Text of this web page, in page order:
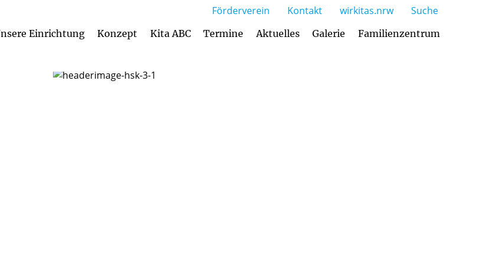
Einrichtung Konzept Kita ABC Termine Aktuelles Galerie Familienzentrum
Förderverein Kontakt wirkitas.nrw Suche